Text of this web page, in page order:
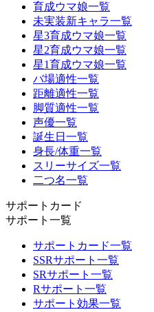
育成ウマ娘一覧
未実装新キャラ一覧
星3育成ウマ娘一覧
星2育成ウマ娘一覧
星1育成ウマ娘一覧
バ場適性一覧
距離適性一覧
脚質適性一覧
声優一覧
誕生日一覧
身長/体重一覧
スリーサイズ一覧
二つ名一覧
サポートカード
サポート一覧
サポートカード一覧
SSRサポート一覧
SRサポート一覧
Rサポート一覧
サポート効果一覧